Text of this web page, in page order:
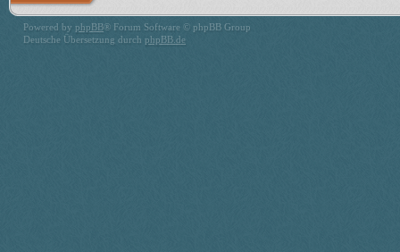
Powered by phpBB® Forum Software © phpBB Group
Deutsche Übersetzung durch phpBB.de